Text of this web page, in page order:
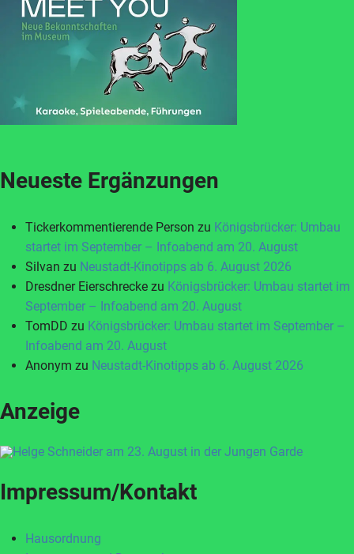
Neueste Ergänzungen
Tickerkommentierende Person zu Königsbrücker: Umbau
startet im September – Infoabend am 20. August
Silvan zu Neustadt-Kinotipps ab 6. August 2026
Dresdner Eierschrecke zu Königsbrücker: Umbau startet im
September – Infoabend am 20. August
TomDD zu Königsbrücker: Umbau startet im September –
Infoabend am 20. August
Anonym zu Neustadt-Kinotipps ab 6. August 2026
Anzeige
Impressum/Kontakt
Hausordnung